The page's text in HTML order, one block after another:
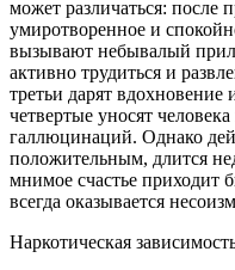
может различаться: после
умиротворенное и
вызывают небывалый
активно трудиться и
третьи дарят
четвертые уносят
галлюцинаций. Однако
положительным, длится
мнимое счастье приходит
всегда оказывается
Наркотическая